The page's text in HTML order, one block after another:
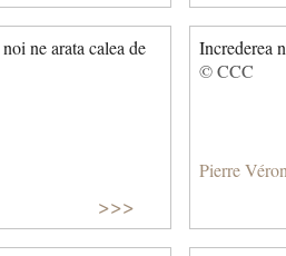
ne arata calea de
>>>
Increderea
© CCC
Pierre Véron